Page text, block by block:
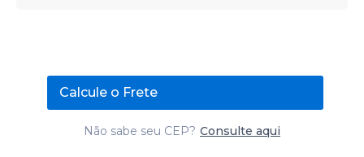
Calcule o Frete
Não sabe seu CEP? Consulte aqui